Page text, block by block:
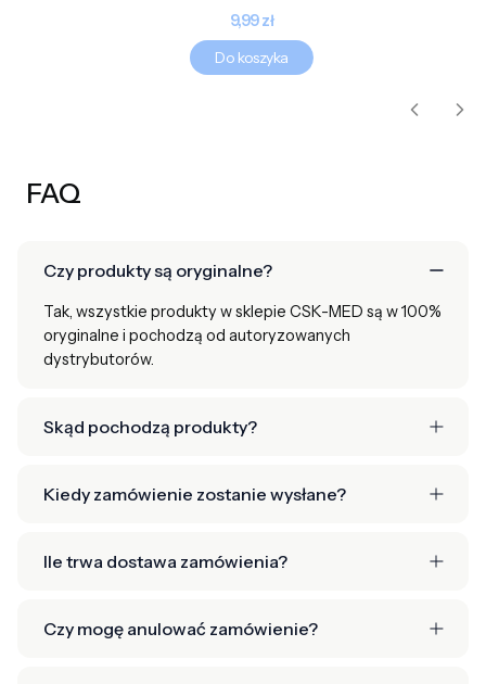
Cena
9,99 zł
Do koszyka
FAQ
Czy produkty są oryginalne?
Tak, wszystkie produkty w sklepie CSK-MED są w 100%
oryginalne i pochodzą od autoryzowanych
dystrybutorów.
Skąd pochodzą produkty?
Kiedy zamówienie zostanie wysłane?
Ile trwa dostawa zamówienia?
Czy mogę anulować zamówienie?